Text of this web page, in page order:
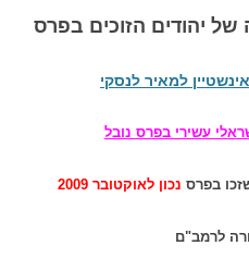
יהודים הזוכים בפרס
למאיר לנסקי
נכון לאוקטובר 2009